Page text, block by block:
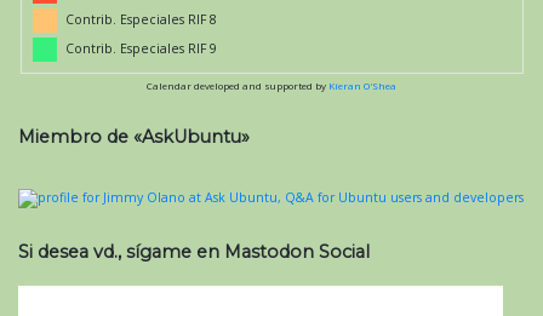
Contrib. Especiales RIF 8
Contrib. Especiales RIF 9
Calendar developed and supported by Kieran O'Shea
Miembro de «AskUbuntu»
Si desea vd., sígame en Mastodon Social